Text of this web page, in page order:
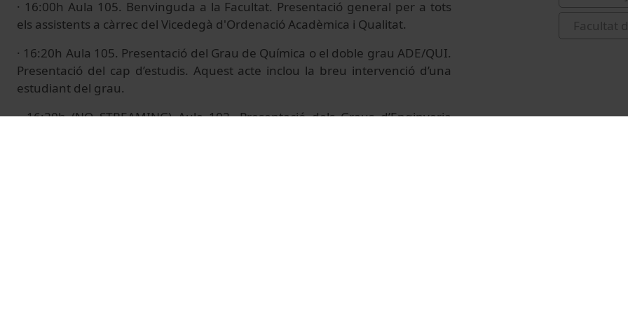
· 16:00h Aula 105. Benvinguda a la Facultat. Presentació general per a tots
els assistents a càrrec del Vicedegà d'Ordenació Acadèmica i Qualitat.
· 16:20h Aula 105. Presentació del Grau de Química o el doble grau ADE/QUI.
Presentació del cap d’estudis. Aquest acte inclou la breu intervenció d’una
estudiant del grau.
· 16:20h (NO STREAMING) Aula 102. Presentació dels Graus d’Enginyeria
Facultat